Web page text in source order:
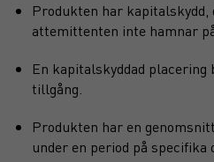
Produkten har
attemittenten inte hamnar
En kapitalskyddad
tillgång.
Produkten har en
under en period på